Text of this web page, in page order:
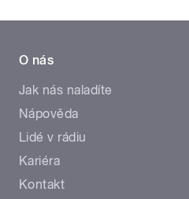
O nás
Jak nás naladíte
Nápověda
Lidé v rádiu
Kariéra
Kontakt